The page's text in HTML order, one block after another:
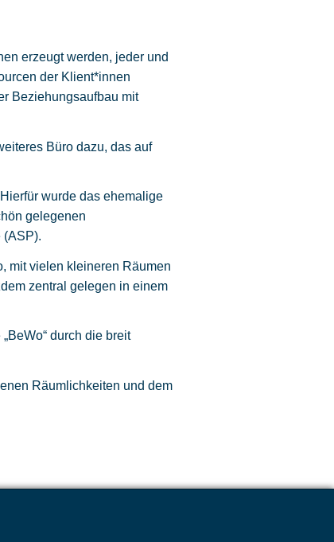
erzeugt werden, jeder und
der Klient*innen
Beziehungsaufbau mit
Büro dazu, das auf
wurde das ehemalige
gelegenen
(ASP).
mit vielen kleineren Räumen
zentral gelegen in einem
durch die breit
Räumlichkeiten und dem